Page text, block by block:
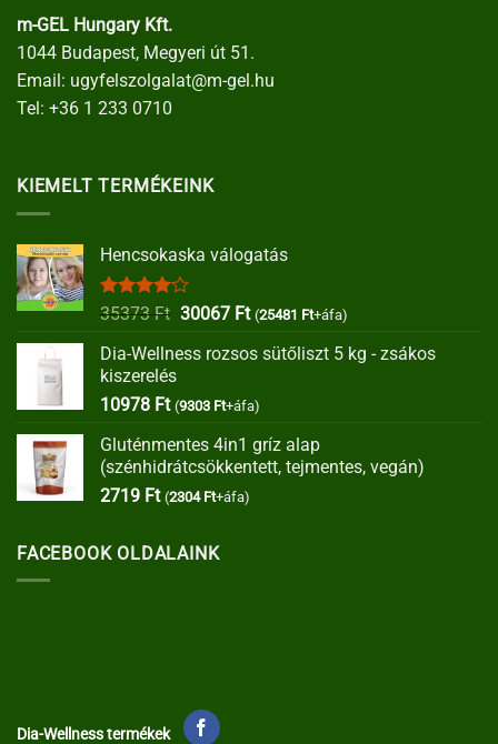
m-GEL Hungary Kft.
1044 Budapest, Megyeri út 51.
Email: ugyfelszolgalat@m-gel.hu
Tel: +36 1 233 0710
KIEMELT TERMÉKEINK
Hencsokaska válogatás
Értékelés:
35373Ft Original
was:
30067 FtCurrent
is:
(25481 Ft+áfa)
Dia-Wellness rozsos sütőliszt 5 kg - zsákos
kiszerelés
10978 Ft (9303 Ft+áfa)
Gluténmentes 4in1 gríz alap
(szénhidrátcsökkentett, tejmentes, vegán)
2719 Ft (2304 Ft+áfa)
FACEBOOK OLDALAINK
Dia-Wellness termékek